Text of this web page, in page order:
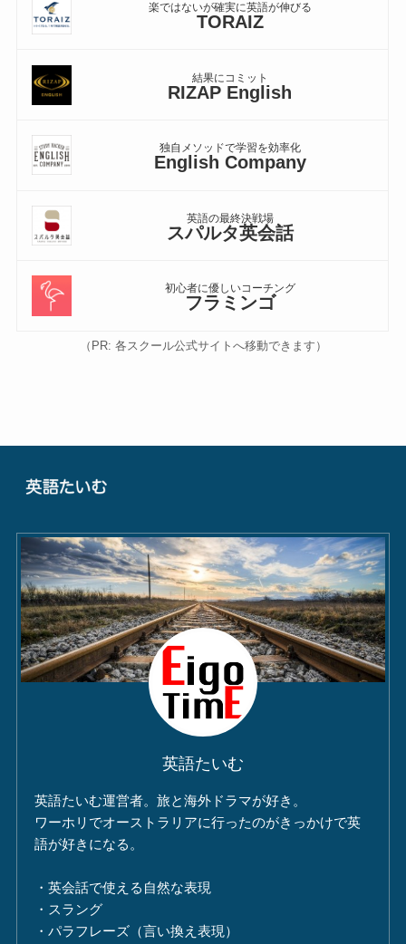
楽ではないが確実に英語が伸びる
TORAIZ
結果にコミット
RIZAP English
独自メソッドで学習を効率化
English Company
英語の最終決戦場
スパルタ英会話
初心者に優しいコーチング
フラミンゴ
（PR: 各スクール公式サイトへ移動できます）
英語たいむ
英語たいむ運営者。旅と海外ドラマが好き。
ワーホリでオーストラリアに行ったのがきっかけで英
語が好きになる。
・英会話で使える自然な表現
・スラング
・パラフレーズ（言い換え表現）